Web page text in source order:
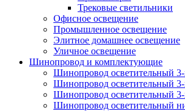
Трековые светильники
Офисное освещение
Промышленное освещение
Элитное домашнее освещение
Уличное освещение
Шинопровод и комплектующие
Шинопровод осветительный
Шинопровод осветительный
Шинопровод осветительный
Шинопровод осветительный